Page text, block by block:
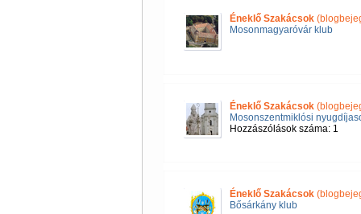
Éneklő Szakácsok
Mosonmagyaróvár klub
Éneklő Szakácsok
Mosonszentmiklósi
Hozzászólások száma: 1
Éneklő Szakácsok
Bősárkány klub